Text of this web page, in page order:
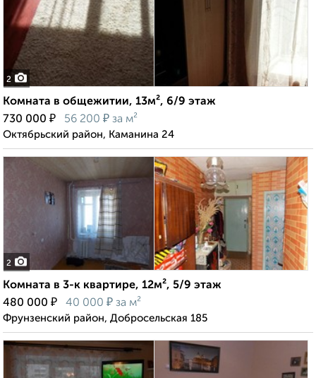
2
Комната в общежитии, 13м², 6/9 этаж
730 000 ₽ 56 200 ₽ за м²
Октябрьский район, Каманина 24
2
Комната в 3-к квартире, 12м², 5/9 этаж
480 000 ₽ 40 000 ₽ за м²
Фрунзенский район, Добросельская 185